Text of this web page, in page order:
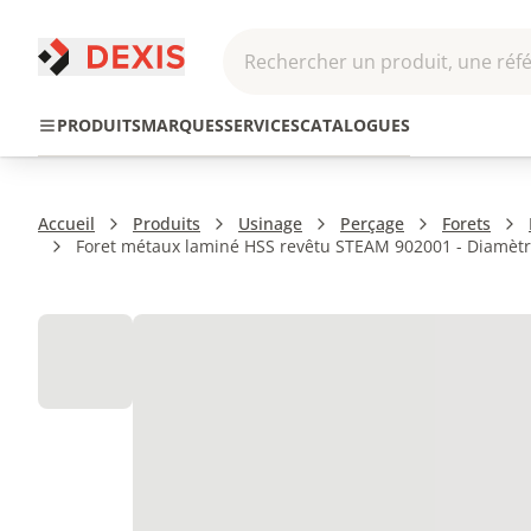
Rechercher un produit, une
PRODUITSMARQUESSERVICESCATALOGUES
Transmission
Hydraulique
Accueil Produits Usinage Perçage Forets
Foret métaux laminé HSS revêtu STEAM 902001 -